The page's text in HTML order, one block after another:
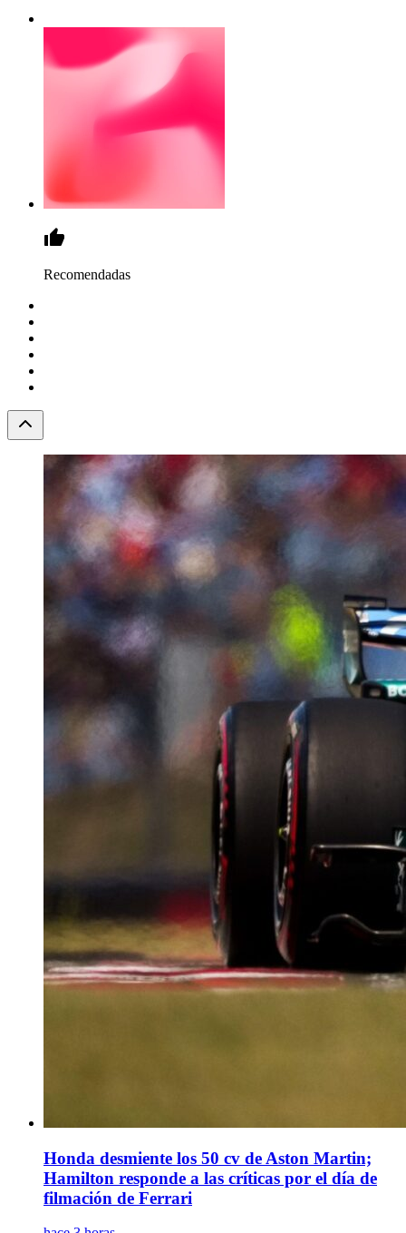
Recomendadas
Honda desmiente los 50 cv de Aston Martin;
Hamilton responde a las críticas por el día de
filmación de Ferrari